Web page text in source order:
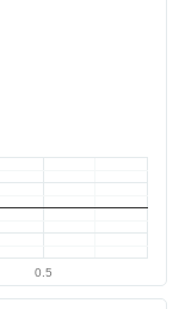
0.5